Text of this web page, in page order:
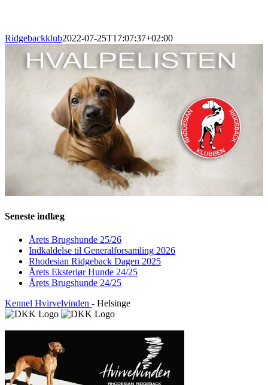
Ridgebackklub2022-07-25T17:07:37+02:00
Seneste indlæg
Årets Brugshunde 25/26
Indkaldelse til Generalforsamling 2026
Rhodesian Ridgeback Dagen 2025
Årets Eksteriør Hunde 24/25
Årets Brugshunde 24/25
Kennel Hvirvelvinden - Helsinge